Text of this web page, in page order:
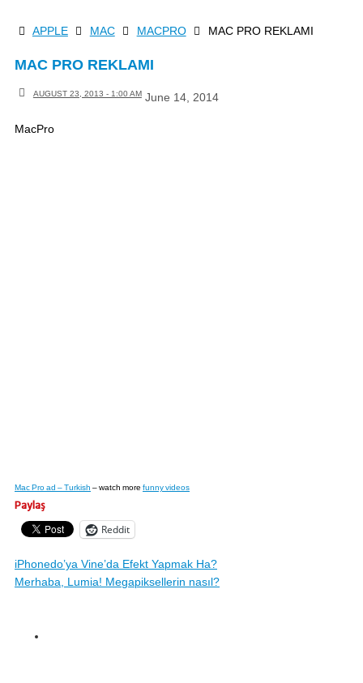
HOMEAPPLE MAC MACPRO MAC PRO REKLAMI
MAC PRO REKLAMI
AUGUST 23, 2013 - 1:00 AM June 14, 2014
MacPro
Mac Pro ad – Turkish – watch more funny videos
Paylaş
Reddit
iPhonedo’ya Vine’da Efekt Yapmak Ha?
Merhaba, Lumia! Megapiksellerin nasıl?